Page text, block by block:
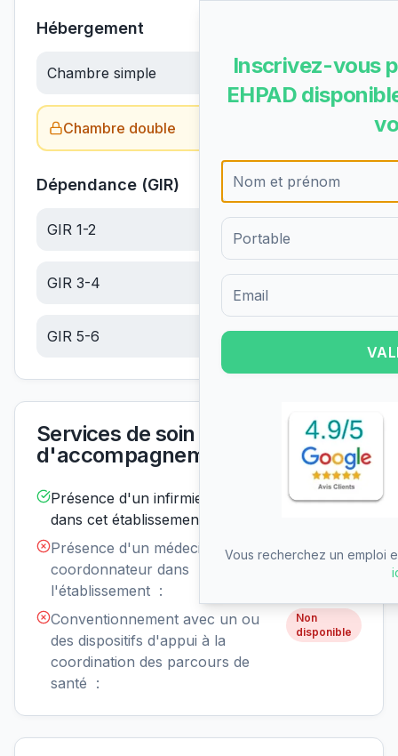
Hébergement
Chambre simple 76.55€/jour
Chambre double
Dépendance (GIR)
GIR 1-2 22.67
GIR 3-4
GIR 5-6 6.10€/jour
Services de soin et
d'accompagnement
Présence d'un infirmier de nuit
dans cet établissement :
Disponible
Présence d'un médecin
coordonnateur dans
l'établissement :
Non
disponible
Conventionnement avec un ou
des dispositifs d'appui à la
coordination des parcours de
santé :
Non
disponible
Inscrivez-vous
EHPAD
Formulaire d'inscription pour
Vous recherchez un emploi